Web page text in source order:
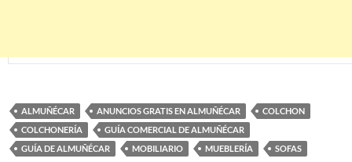
ALMUÑÉCAR ANUNCIOS GRATIS EN ALMUÑÉCAR
COLCHON
COLCHONERÍA
GUÍA COMERCIAL DE ALMUÑÉCAR
GUÍA DE ALMUÑÉCAR
MOBILIARIO MUEBLERÍA SOFAS